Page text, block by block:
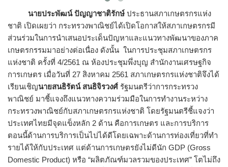
นายประพัฒน์ ปัญญาชาติรักษ์ ประธานสภาเกษตรกรแห่ง
ชาติ เปิดเผยว่า กระทรวงพาณิชย์ได้เปิดโอกาสให้สภาเกษตรกรมี
ส่วนร่วมในการนำเสนอประเด็นปัญหาและแนวทางพัฒนาของภาค
เกษตรกรรมมาอย่างต่อเนื่อง ดังนั้น ในการประชุมสภาเกษตรกร
แห่งชาติ ครั้งที่ 4/2561 ณ ห้องประชุมพึ่งบุญ สำนักงานเศรษฐกิจ
การเกษตร เมื่อวันที่ 27 สิงหาคม 2561 สภาเกษตรกรแห่งชาติจึงได้
เรียนเชิญนายสนธิรัตน์ สนธิจิรวงศ์ รัฐมนตรีว่าการกระทรวง
พาณิชย์ มาชี้แจงถึงแนวทางความร่วมมือในการทำงานระหว่าง
กระทรวงพาณิชย์กับสภาเกษตรกรแห่งชาติ โดยรัฐมนตรีชี้แจงว่า
ประเทศไทยมีจุดแข็งหลัก 2 ด้าน คือการเกษตร และการบริการ
ตอนนี้ด้านการบริการเป็นไปได้ดีโดยเฉพาะด้านการท่องเที่ยวที่ทำ
รายได้ให้กับประเทศ แต่ด้านการเกษตรยังไม่ดีนัก GDP (Gross
Domestic Product) หรือ “ผลิตภัณฑ์มวลรวมของประเทศ” โตไม่ถึง